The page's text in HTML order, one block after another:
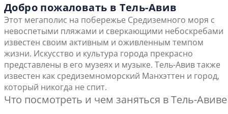
Добро пожаловать в Тель-Авив
Этот мегаполис на побережье Средиземного моря с
невоспетыми пляжами и сверкающими небоскребами
известен своим активным и оживленным темпом
жизни. Искусство и культура города прекрасно
представлены в его музеях и музыке. Тель-Авив также
известен как средиземноморский Манхэттен и город,
который никогда не спит.
Что посмотреть и чем заняться в Тель-Авиве